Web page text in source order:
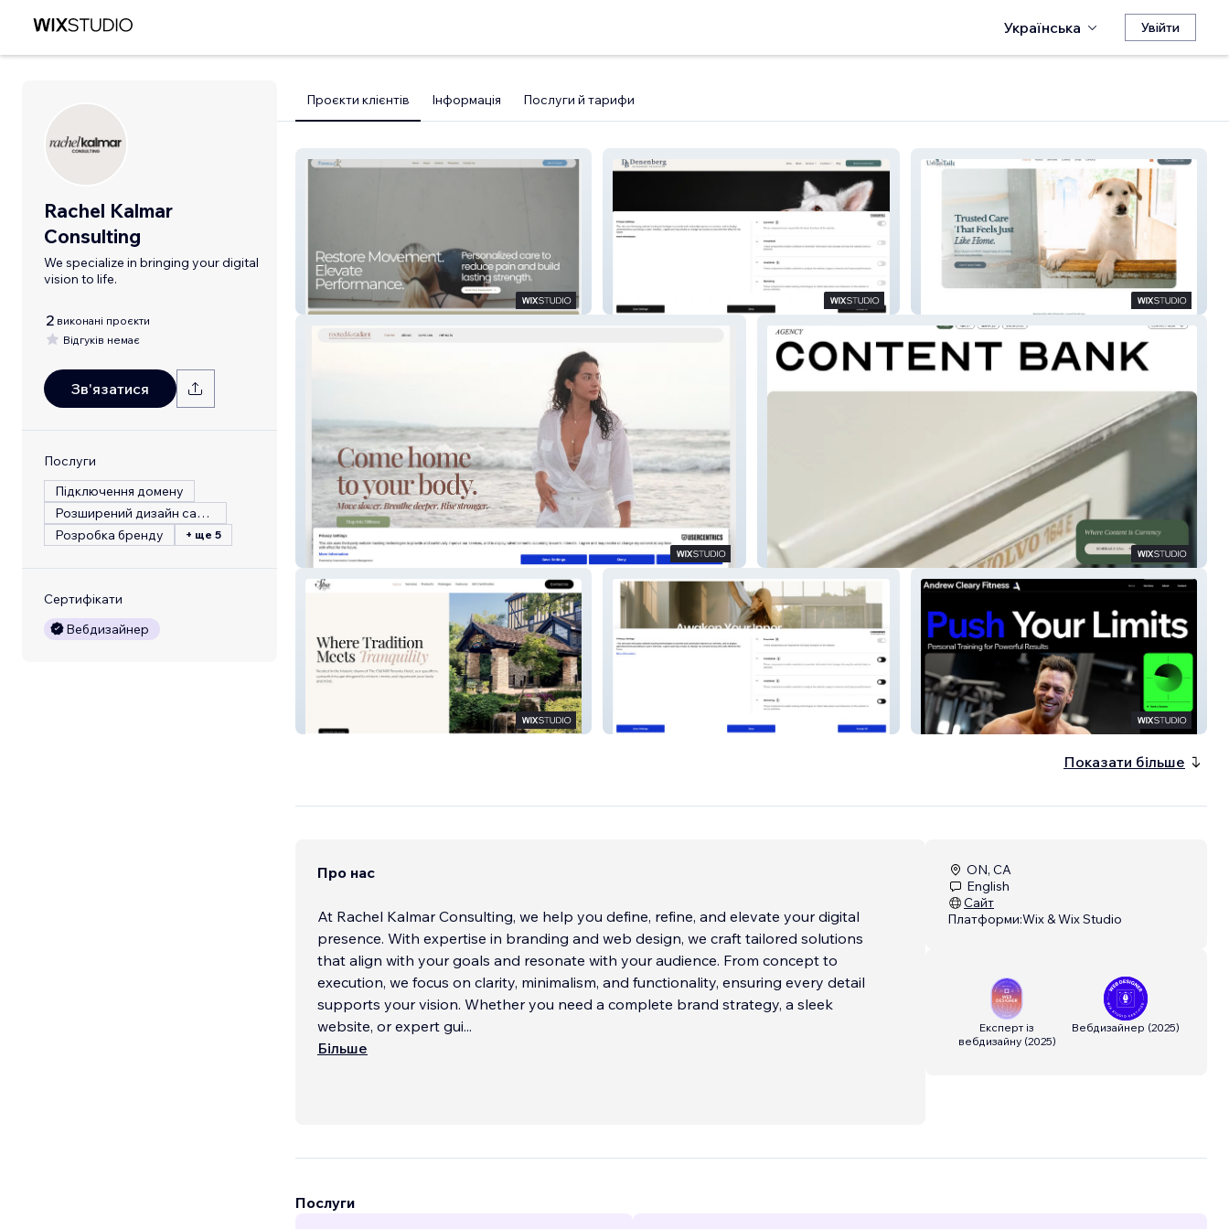
Українська Увійти
Rachel Kalmar
Consulting
We specialize in bringing your digital
vision to life.
2 виконані проєкти
Відгуків немає
Зв'язатися
Послуги
Підключення домену
Розширений дизайн сайту
Розробка бренду
+ ще 5
Сертифікати
Вебдизайнер
Проєкти клієнтів Інформація Послуги й тарифи
Formula Physical Therapy Denenberg Veterinary Psychiatry
Rooted & Radiant Content Bank Agency
Petra Biro Andrew Cleary Fitnes
Показати більше
Про нас
At Rachel Kalmar Consulting, we help you define, refine, and elevate your digital
presence. With expertise in branding and web design, we craft tailored solutions
that align with your goals and resonate with your audience. From concept to
execution, we focus on clarity, minimalism, and functionality, ensuring every detail
supports your vision. Whether you need a complete brand strategy, a sleek
website, or expert gui...
Більше
ON, CA
English
Сайт
Платформи:Wix & Wix Studio
Експерт із
вебдизайну(2025)
Вебдизайнер (2025)
Послуги